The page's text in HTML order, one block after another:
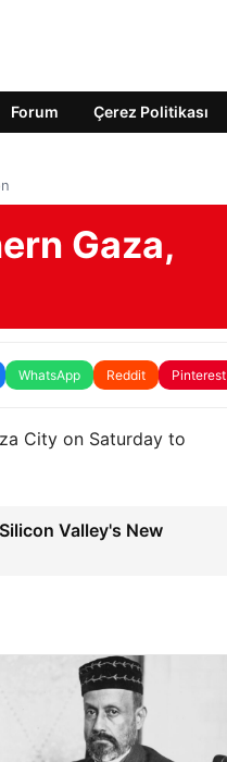
Forum Çerez Politikası
Gaza,
WhatsApp Reddit Pinterest
City on Saturday to
Valley's New